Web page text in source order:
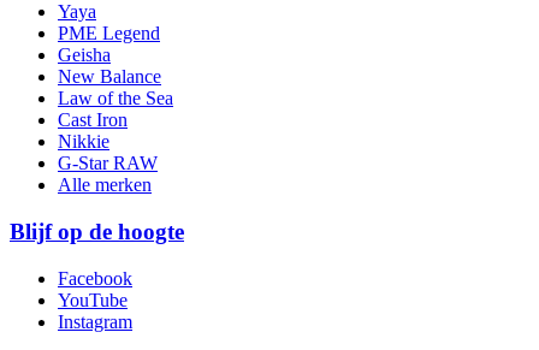
Yaya
PME Legend
Geisha
New Balance
Law of the Sea
Cast Iron
Nikkie
G-Star RAW
Alle merken
Blijf op de hoogte
Facebook
YouTube
Instagram